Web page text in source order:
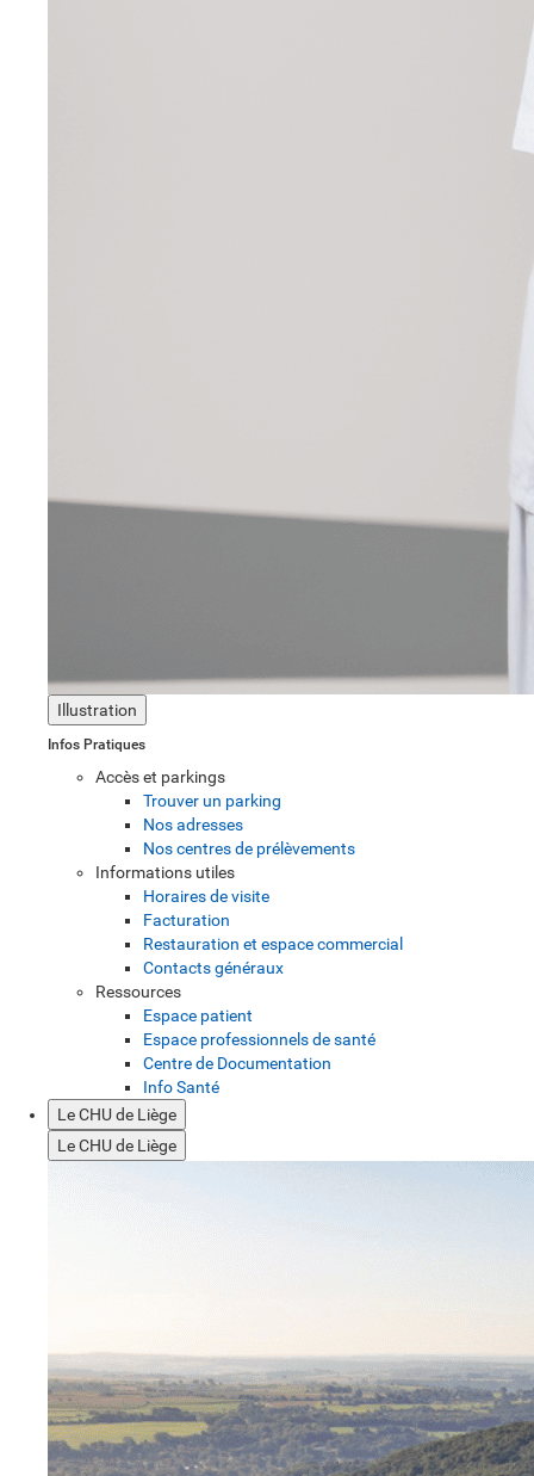
Illustration
Infos Pratiques
Accès et parkings
Trouver un parking
Nos adresses
Nos centres de prélèvements
Informations utiles
Horaires de visite
Facturation
Restauration et espace commercial
Contacts généraux
Ressources
Espace patient
Espace professionnels de santé
Centre de Documentation
Info Santé
Le CHU de Liège
Le CHU de Liège